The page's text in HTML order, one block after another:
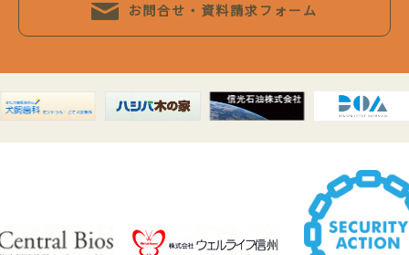
お問合せ・資料請求フォーム